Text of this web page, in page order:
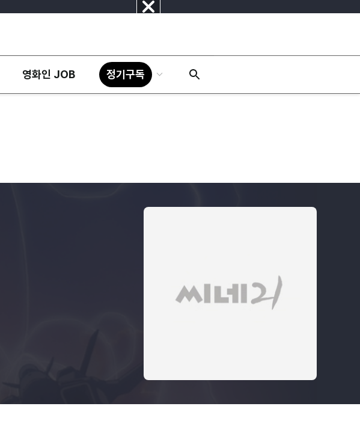
닫
영화인 JOB 정기구독